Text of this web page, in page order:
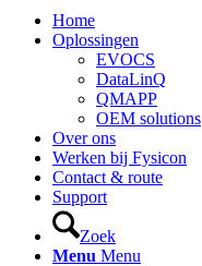
Home
Oplossingen
EVOCS
DataLinQ
QMAPP
OEM solutions
Over ons
Werken bij Fysicon
Contact & route
Support
Zoek
Menu Menu